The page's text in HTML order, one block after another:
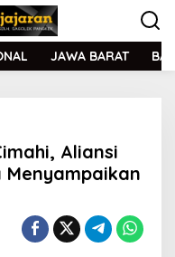
JAWA BARAT
Aliansi
Menyampaikan